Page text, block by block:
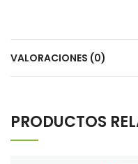
VALORACIONES (0)
PRODUCTOS